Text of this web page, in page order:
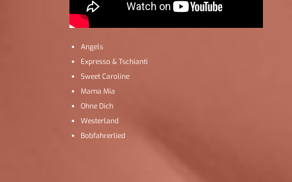
Angels
Expresso & Tschianti
Sweet Caroline
Mama Mia
Ohne Dich
Westerland
Bobfahrerlied